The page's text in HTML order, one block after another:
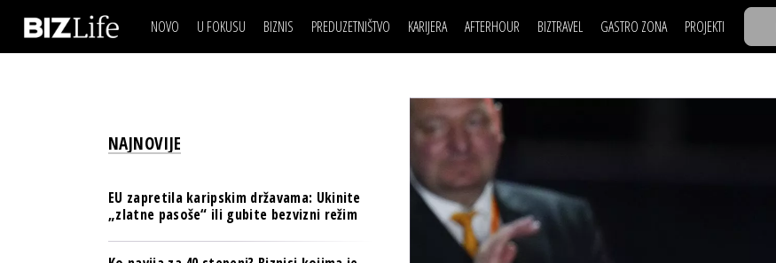
NOVO U FOKUSU BIZNIS
BANKE
OSIGURANJE
PREDUZETNIŠTVO KARIJERA
LJUDI (HR)
MOJ UGAO
USAVRŠAVANJE
KNOW-HOW
AFTERHOUR
KNJIGE
AUTO SVET
STIL
WELLBEING
BIZTRAVEL GASTRO ZONA PROJEKTI
IZJAVA DANABIZNIS SCENA
BREND I KOMUNIKACIJE
OSIGURANJE
TECH I AI
POSAO
MOJ UGAO
USAVRŠAVANJE
KNOW-HOW
FILM I SCENA
AUTO SVET
STIL
WELLBEING
NAJKOLEGA
30 ISPOD 30
NAJNOVIJE
EU zapretila karipskim državama: Ukinite
„zlatne pasoše“ ili gubite bezvizni režim